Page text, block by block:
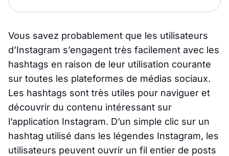
Vous savez probablement que les utilisateurs
d’Instagram s’engagent très facilement avec les
hashtags en raison de leur utilisation courante
sur toutes les plateformes de médias sociaux.
Les hashtags sont très utiles pour naviguer et
découvrir du contenu intéressant sur
l’application Instagram. D’un simple clic sur un
hashtag utilisé dans les légendes Instagram, les
utilisateurs peuvent ouvrir un fil entier de posts